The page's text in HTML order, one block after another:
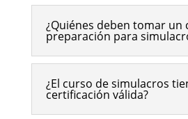
¿Quiénes deben tomar un
preparación para
¿El curso de simulacros
certificación válida?